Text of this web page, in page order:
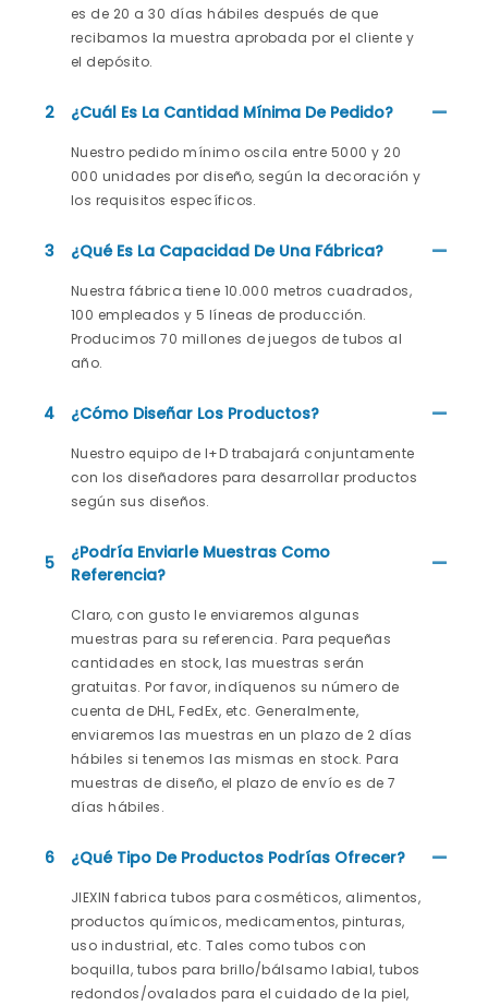
es de 20 a 30 días hábiles después de que
recibamos la muestra aprobada por el cliente y
el depósito.
2 ¿Cuál Es La Cantidad Mínima De Pedido?
Nuestro pedido mínimo oscila entre 5000 y 20
000 unidades por diseño, según la decoración y
los requisitos específicos.
3 ¿Qué Es La Capacidad De Una Fábrica?
Nuestra fábrica tiene 10.000 metros cuadrados,
100 empleados y 5 líneas de producción.
Producimos 70 millones de juegos de tubos al
año.
4 ¿Cómo Diseñar Los Productos?
Nuestro equipo de I+D trabajará conjuntamente
con los diseñadores para desarrollar productos
según sus diseños.
5
¿Podría Enviarle Muestras Como
Referencia?
Claro, con gusto le enviaremos algunas
muestras para su referencia. Para pequeñas
cantidades en stock, las muestras serán
gratuitas. Por favor, indíquenos su número de
cuenta de DHL, FedEx, etc. Generalmente,
enviaremos las muestras en un plazo de 2 días
hábiles si tenemos las mismas en stock. Para
muestras de diseño, el plazo de envío es de 7
días hábiles.
6 ¿Qué Tipo De Productos Podrías Ofrecer?
JIEXIN fabrica tubos para cosméticos, alimentos,
productos químicos, medicamentos, pinturas,
uso industrial, etc. Tales como tubos con
boquilla, tubos para brillo/bálsamo labial, tubos
redondos/ovalados para el cuidado de la piel,